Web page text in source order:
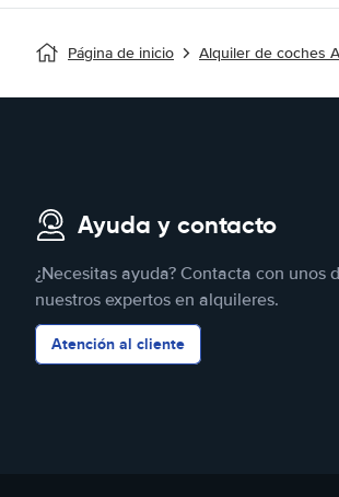
Página de inicio Alquiler de coches
Ayuda y contacto
¿Necesitas ayuda? Contacta con unos
nuestros expertos en alquileres.
Atención al cliente